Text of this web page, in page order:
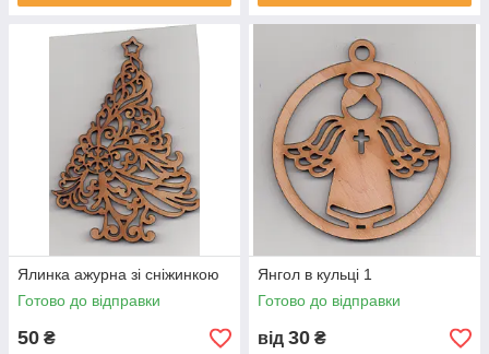
Ялинка ажурна зі сніжинкою
Готово до відправки
50 ₴
Янгол в кульці 1
Готово до відправки
від 30 ₴